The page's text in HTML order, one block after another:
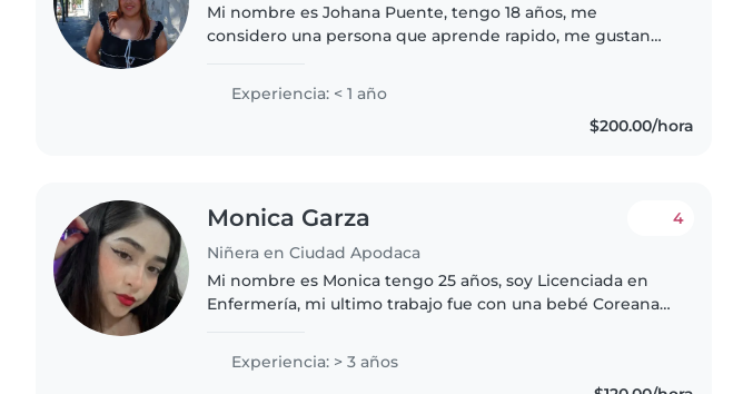
Mi nombre es Johana Puente, tengo 18 años, me
considero una persona que aprende rapido, me gustan
pero siempre doy lo mejor de..
Experiencia: < 1 año
$200.00/hora
Monica Garza
Niñera en Ciudad Apodaca
4
Mi nombre es Monica tengo 25 años, soy Licenciada en
Enfermería, mi ultimo trabajo fue con una bebé Coreana
niños, me gustaría..
Experiencia: > 3 años